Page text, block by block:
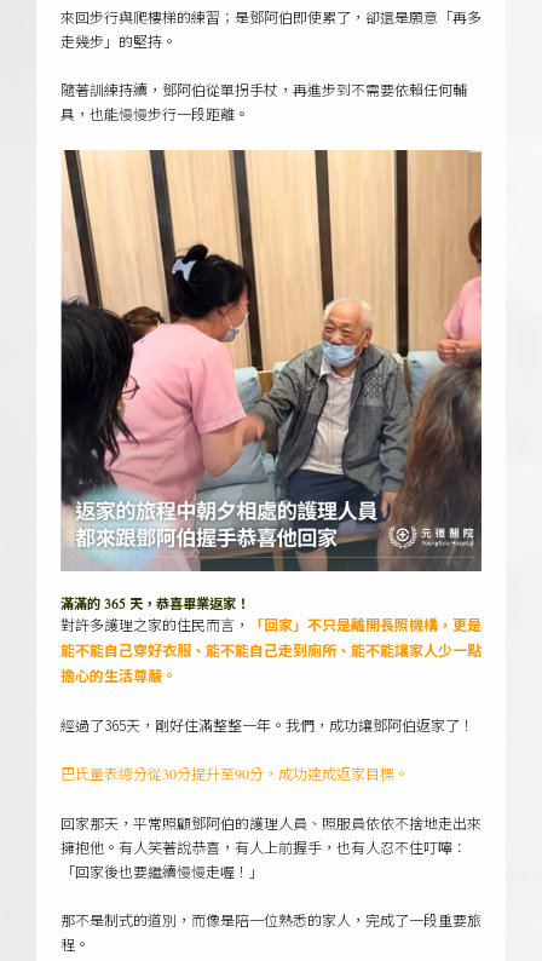
來回步行與爬樓梯的練習；是鄧阿伯即使累了，卻還是願意「再多
走幾步」的堅持。
隨著訓練持續，鄧阿伯從單拐手杖，再進步到不需要依賴任何輔
具，也能慢慢步行一段距離。
滿滿的 365 天，恭喜畢業返家！
對許多護理之家的住民而言，
「回家」不只是離開長照機構，更是
能不能自己穿好衣服、能不能自己走到廁所、能不能讓家人少一點
擔心的生活尊嚴。
經過了365天，剛好住滿整整一年。我們，成功讓鄧阿伯返家了！
巴氏量表總分從30分提升至90分，成功達成返家目標。
回家那天，平常照顧鄧阿伯的護理人員、照服員依依不捨地走出來
擁抱他。有人笑著說恭喜，有人上前握手，也有人忍不住叮嚀：
「回家後也要繼續慢慢走喔！」
那不是制式的道別，而像是陪一位熟悉的家人，完成了一段重要旅
程。